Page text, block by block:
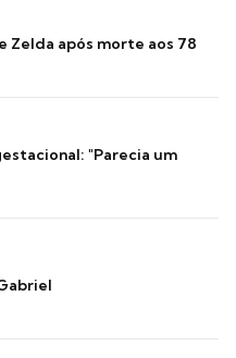
Zelda após morte aos 78
"Parecia um